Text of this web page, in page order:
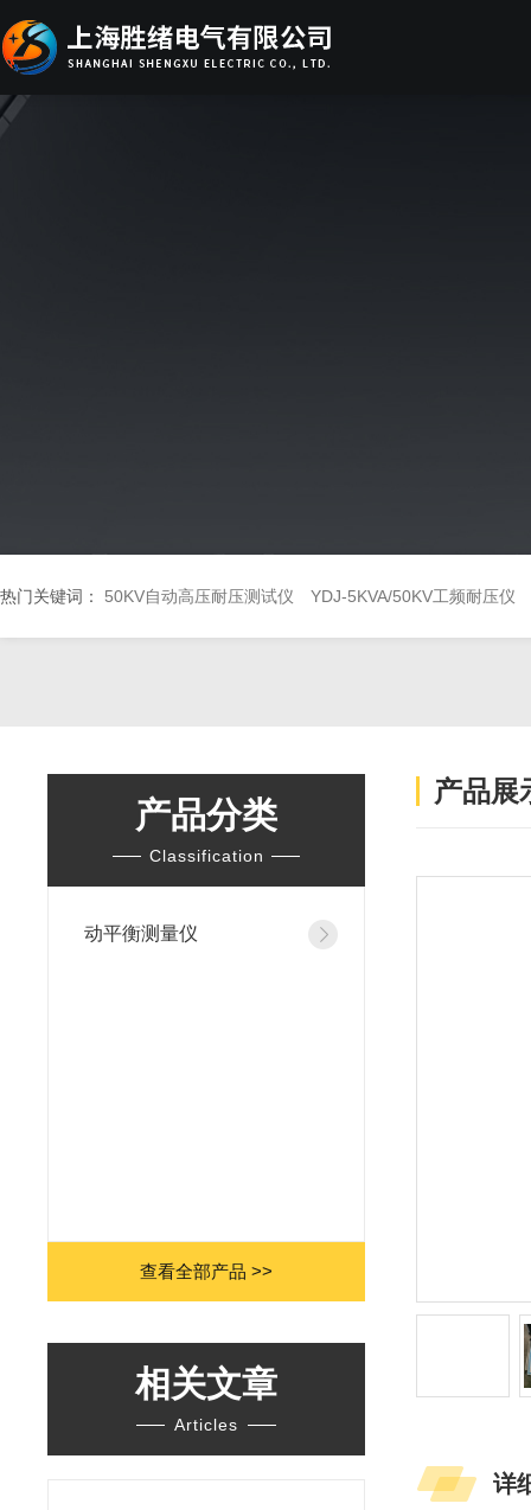
热门关键词： 50KV自动高压耐压测试仪 YDJ-5KVA/50KV工频耐压仪
产品分类
Classification
动平衡测量仪
查看全部产品 >>
相关文章
Articles
产品展
详